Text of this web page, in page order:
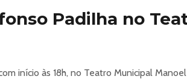
Pessoas acima de 60 anos,
Padilha no
início às 18h, no Teatro Municipal